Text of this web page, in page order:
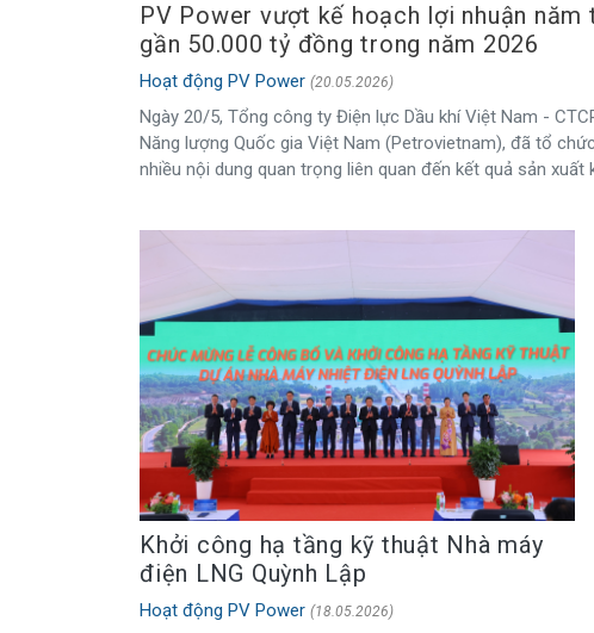
PV Power vượt kế hoạch lợi nhuận
gần 50.000 tỷ đồng trong năm 2026
Hoạt động PV Power (20.05.2026)
Ngày 20/5, Tổng công ty Điện lực Dầu khí Việt Nam -
Năng lượng Quốc gia Việt Nam (Petrovietnam), đã tổ
nhiều nội dung quan trọng liên quan đến kết quả sản
Khởi công hạ tầng kỹ thuật Nhà máy
điện LNG Quỳnh Lập
Hoạt động PV Power (18.05.2026)